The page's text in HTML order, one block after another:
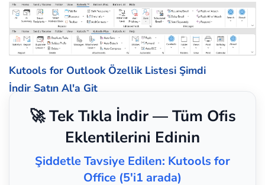
Kutools for Outlook Özellik Listesi Şimdi
İndir Satın Al'a Git
🚀 Tek Tıkla İndir — Tüm Ofis
Eklentilerini Edinin
Şiddetle Tavsiye Edilen: Kutools for
Office (5'i1 arada)